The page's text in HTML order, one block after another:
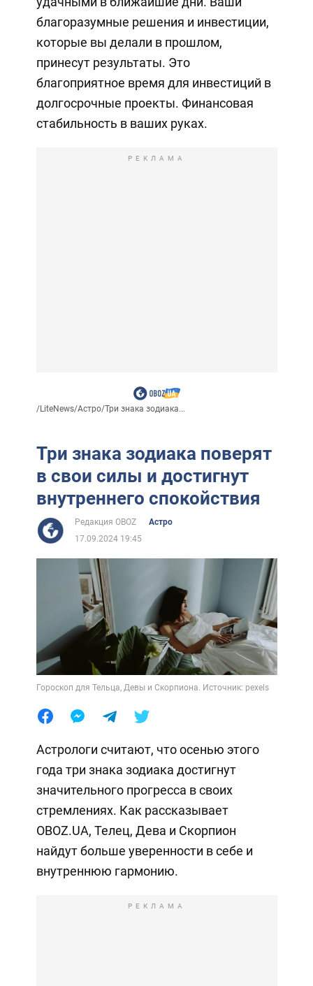
благоразумные решения и инвестиции,
которые вы делали в прошлом,
принесут результаты. Это
благоприятное время для инвестиций в
долгосрочные проекты. Финансовая
стабильность в ваших руках.
РЕКЛАМА
/LiteNews/Астро/Три знака зодиака...
Три знака зодиака поверят
в свои силы и достигнут
внутреннего спокойствия
Редакция OBOZ
Астро
17.09.2024 19:45
Гороскоп для Тельца, Девы и Скорпиона. Источник: pexels
Астрологи считают, что осенью этого
года три знака зодиака достигнут
значительного прогресса в своих
стремлениях. Как рассказывает
OBOZ.UA, Телец, Дева и Скорпион
найдут больше уверенности в себе и
внутреннюю гармонию.
РЕКЛАМА